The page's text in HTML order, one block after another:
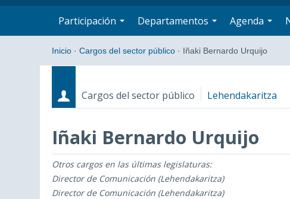
Participación Departamentos Agenda
Inicio · Cargos del sector público · Iñaki Bernardo Urquijo
Cargos del sector público Lehendakaritza
Iñaki Bernardo Urquijo
CargosFecha de inicio - Fecha fin
Otros cargos en las últimas legislaturas:
Director de Comunicación (Lehendakaritza)
Director de Comunicación (Lehendakaritza)